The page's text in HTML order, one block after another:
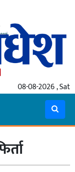
08-08-2026 , Sat